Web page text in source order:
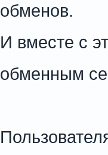
обменов.
И вместе с
обменным